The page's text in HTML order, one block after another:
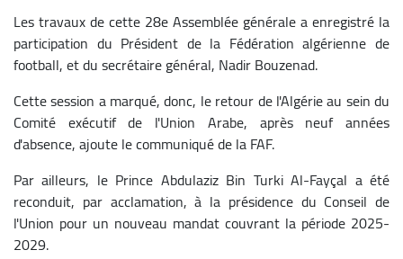
Les travaux de cette 28e Assemblée générale a enregistré la
participation du Président de la Fédération algérienne de
football, et du secrétaire général, Nadir Bouzenad.
Cette session a marqué, donc, le retour de l'Algérie au sein du
Comité exécutif de l'Union Arabe, après neuf années
d'absence, ajoute le communiqué de la FAF.
Par ailleurs, le Prince Abdulaziz Bin Turki Al-Fayçal a été
reconduit, par acclamation, à la présidence du Conseil de
l'Union pour un nouveau mandat couvrant la période 2025-
2029.